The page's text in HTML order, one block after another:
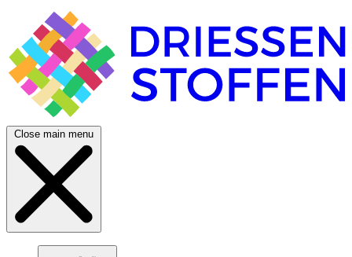
Close main menu